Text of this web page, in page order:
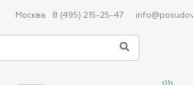
Москва 8 (495) 215-25-47